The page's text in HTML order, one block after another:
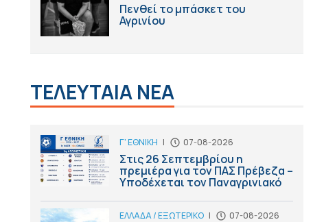
Πενθεί το μπάσκετ του
Αγρινίου
ΤΕΛΕΥΤΑΙΑ ΝΕΑ
Γ' ΕΘΝΙΚΗ | 07-08-2026
Στις 26 Σεπτεμβρίου η
πρεμιέρα για τον ΠΑΣ Πρέβεζα –
Υποδέχεται τον Παναγρινιακό
ΕΛΛΑΔΑ / ΕΞΩΤΕΡΙΚΟ | 07-08-2026